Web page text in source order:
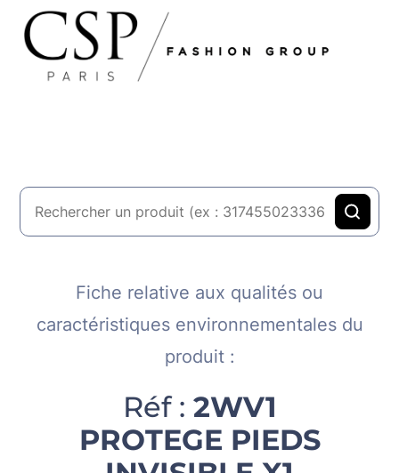
Fiche relative aux qualités ou
caractéristiques environnementales du
produit :​
Réf : 2WV1
PROTEGE PIEDS